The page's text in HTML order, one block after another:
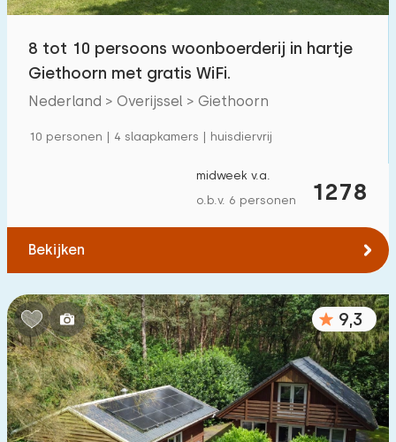
8 tot 10 persoons woonboerderij in hartje
Giethoorn met gratis WiFi.
Nederland > Overijssel > Giethoorn
10 personen | 4 slaapkamers | huisdiervrij
1278
midweek v.a.
o.b.v. 6 personen
Bekijken
9,3